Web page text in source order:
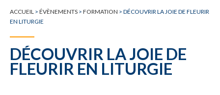
Une commune
ACCUEIL > ÉVÈNEMENTS > FORMATION > DÉCOUVRIR LA JOIE DE FLEURIR
EN LITURGIE
DÉCOUVRIR LA JOIE DE
FLEURIR EN LITURGIE